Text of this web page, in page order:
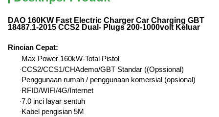
DAO 160KW Fast Electric Charger Car Charging GBT
18487.1-2015 CCS2 Dual- Plugs 200-1000volt Keluar
Rincian Cepat:
· Max Power 160kW-Total Pistol
·CCS2/CCS1/CHAdemo/GBT Standar ((Opssional)
· Penggunaan rumah / penggunaan komersial (opsional)
· RFID/WIFI/4G/Internet
·7.0 inci layar sentuh
· Kabel pengisian 5M